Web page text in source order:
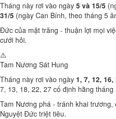
Tháng này rơi vào ngày 5 và 15/5
31/5 (ngày Can Bính, theo tháng 5
Đức của mặt trăng - thuận lợi mọi
cưới hỏi.
⚠️
Tam Nương Sát Hung
Tháng này rơi vào ngày 1, 7, 12,
7, 13, 18, 22, 27 cố định hằng tháng
Tam Nương phá - tránh khai
Nguyệt Đức triệt tiêu.